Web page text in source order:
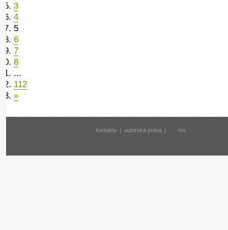
3
4
5
6
7
8
...
112
»
kontakty | autorská práva | rss